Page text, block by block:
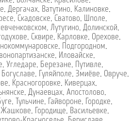
, Дергачах, Ватутино, Калиновке,
, Скадовске, Сватово, Шполе,
, Лутугино, Долинской,
, Сквире, Карловке, Орехове,
, Подгородном,
, Иловайске,
, Угледаре, Березане, Путивле,
Богуславе, Гуляйполе, Змиёве, Овруче,
, Красногоровке, Киверцах,
, Дунаевцах, Апостолово,
, Тульчине, Гайвороне, Городке,
Жашкове, Городище, Васильевке,